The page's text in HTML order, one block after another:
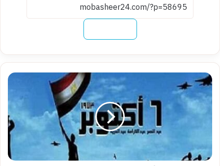
موعد
إجازة
6
أكتوبر
2025
والبنوك
والجهات